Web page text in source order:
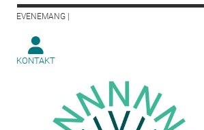
EVENEMANG |
KONTAKT